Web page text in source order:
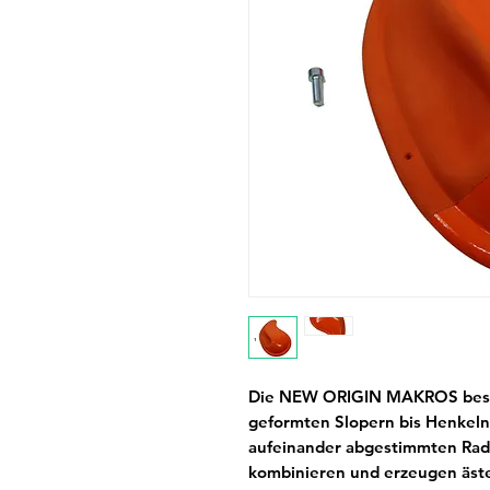
Die NEW ORIGIN MAKROS
geformten Slopern bis
aufeinander abgestimmten
kombinieren und erzeugen